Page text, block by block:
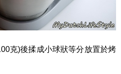
克)後揉成小球狀等分放置於烤